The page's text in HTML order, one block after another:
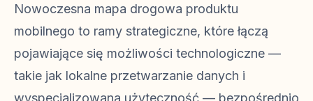
Nowoczesna mapa drogowa produktu
mobilnego to ramy strategiczne, które łączą
pojawiające się możliwości technologiczne —
takie jak lokalne przetwarzanie danych i
wyspecjalizowana użyteczność — bezpośrednio